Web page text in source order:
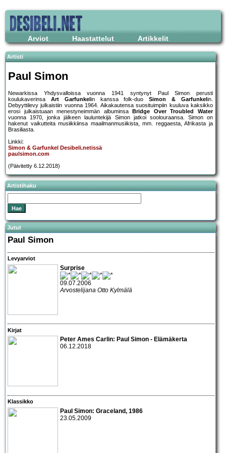
Arviot Haastattelut Artikkelit
Artisti
Paul Simon
Newarkissa Yhdysvalloissa vuonna 1941 syntynyt Paul Simon perusti
koulukaverinsa Art Garfunkel in kanssa folk-duoSimon & Garfunkelin.
Debyyttilevy julkaistiin vuonna 1964. Aikakautensa suosituimpiin kuuluva kaksikko
erosi julkaistuaan menestyneimmän albuminsa
Bridge Over Troubled Water
vuonna 1970, jonka jälkeen lauluntekijä Simon jatkoi soolouraansa. Simon on
hakenut vaikutteita musiikkiinsa maailmanmusiikista, mm. reggaesta, Afrikasta ja
Brasiliasta.
Linkki:
Simon & Garfunkel Desibeli.netissä
paulsimon.com
(Päivitetty 6.12.2018)
Artistihaku
Jutut
Paul Simon
Levyarviot
Surprise
09.07.2006
Arvostelijana Otto Kylmälä
Kirjat
Peter Ames Carlin: Paul Simon - Elämäkerta
06.12.2018
Klassikko
Paul Simon: Graceland, 1986
23.05.2009